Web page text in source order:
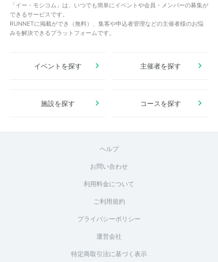
「イー・モシコム」は、いつでも簡単にイベントや会員・メンバーの募集が
できるサービスです。
RUNNETに掲載ができ（無料）、集客や申込者管理などの主催者様のお悩
みを解決できるプラットフォームです。
イベントを探す 主催者を探す
施設を探す コースを探す
ヘルプ
お問い合わせ
利用料金について
ご利用規約
プライバシーポリシー
運営会社
特定商取引法に基づく表示